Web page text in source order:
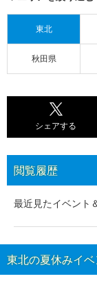
東北
秋田県
シェアする
閲覧履歴
最近見たイベント
東北の夏休みイ